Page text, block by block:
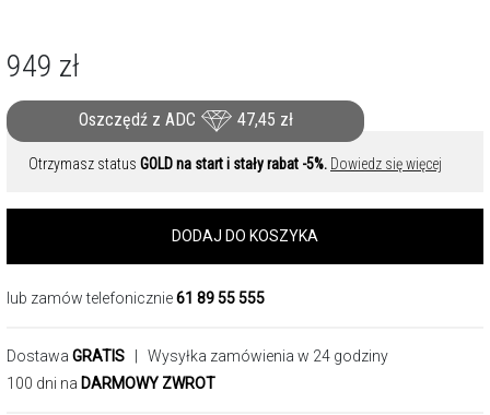
949 zł
Oszczędź z ADC 47,45 zł
Otrzymasz status GOLD na start i stały rabat -5%. Dowiedz się więcej
DODAJ DO KOSZYKA
lub zamów telefonicznie61 89 55 555
Dostawa GRATIS | Wysyłka zamówienia w 24 godziny
100 dni na DARMOWY ZWROT